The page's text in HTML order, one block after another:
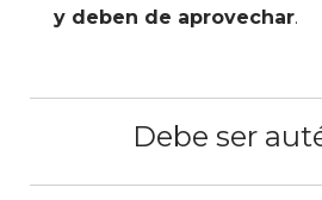
y deben de aprovechar.
Debe ser